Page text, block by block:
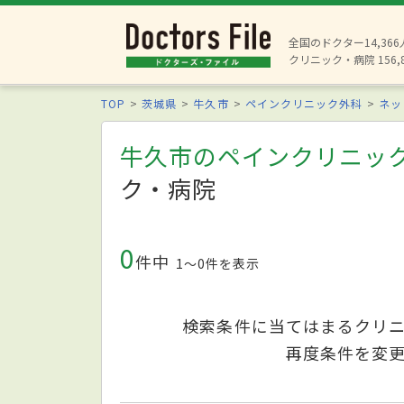
全国のドクター14,366
クリニック・病院
TOP 茨城県 牛久市 ペインクリニック外科 ネ
牛久市のペインクリニッ
ク・病院
0件中 1〜0件を表示
検索条件に当てはまるクリ
再度条件を変